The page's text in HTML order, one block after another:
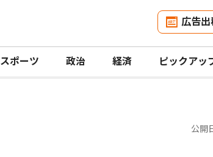
広告出
スポーツ 政治 経済 ピックアッ
公開